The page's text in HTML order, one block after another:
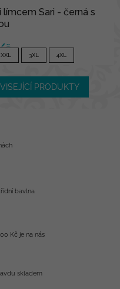
límcem Sari - černá s
XXL 3XL 4XL
PRODUKTY
bavlna
Kč je na nás
skladem